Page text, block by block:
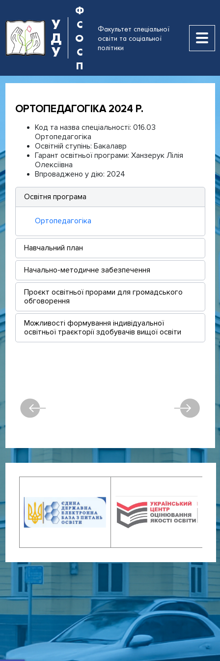
У
Д
У
Ф
С
О
С
П
Факультет спеціальної
освіти та соціальної
політики
ОРТОПЕДАГОГІКА 2024 Р.
Код та назва спеціальності: 016.03
Ортопедагогіка
Освітній ступінь: Бакалавр
Гарант освітньої програми: Ханзерук Лілія
Олексіївна
Впроваджено у дію: 2024
Освітня програма
Ортопедагогіка
Навчальний план
Начально-методичне забезпечення
Проєкт освітньої прорами для громадського
обговорення
Можливості формування індивідуальної
освітньої траєкторії здобувачів вищої освіти